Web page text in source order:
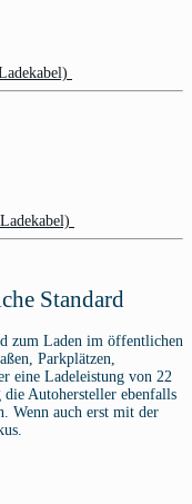
Standard
zum Laden im öffentlichen
Parkplätzen,
eine Ladeleistung von 22
Autohersteller ebenfalls
Wenn auch erst mit der